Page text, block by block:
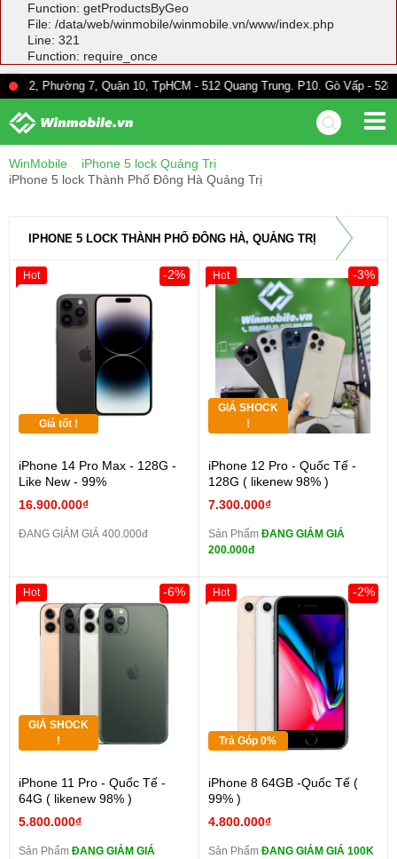
Function: getProductsByGeo
File: /data/web/winmobile/winmobile.vn/www/index.php
Line: 321
Function: require_once
7, Quận 10, TpHCM - 512 Quang Trung. P10. Gò Vấp - 528A Trường
WinMobile
iPhone 5 lock Quảng Trị
iPhone 5 lock Thành Phố Đông Hà Quảng Trị
IPHONE 5 LOCK THÀNH PHỐ ĐÔNG HÀ, QUẢNG TRỊ
Giá tốt !
iPhone 14 Pro Max - 128G -
Like New - 99%
16.900.000₫
-2%
ĐANG GIẢM GIÁ 400.000đ
Hot
GIÁ SHOCK
!
iPhone 12 Pro - Quốc Tế -
128G ( likenew 98% )
7.300.000₫
-3%
Sản Phẩm ĐANG GIẢM GIÁ
200.000đ
Hot
GIÁ SHOCK
!
iPhone 11 Pro - Quốc Tế -
64G ( likenew 98% )
5.800.000₫
-6%
Sản Phẩm ĐANG GIẢM GIÁ
Hot
Trả Góp 0%
iPhone 8 64GB -Quốc Tế (
99% )
4.800.000₫
-2%
Sản Phẩm ĐANG GIẢM GIÁ 100K
Hot